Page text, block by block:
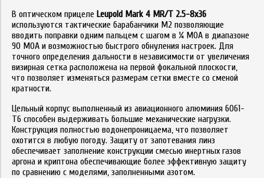
В оптическом прицеле Leupold Mark 4 MR/T 2.5-8x36
используются тактические барабанчики M2 позволяющие
вводить поправки одним пальцем с шагом в ¼ МОА в диапазоне
90 МОА и возможностью быстрого обнуления настроек. Для
точного определения дальности в независимости от увеличения
визирная сетка расположена на первой фокальной плоскости,
что позволяет изменяться размерам сетки вместе со сменой
кратности.
Цельный корпус выполненный из авиационного алюминия 6061-
T6 способен выдерживать большие механические нагрузки.
Конструкция полностью водонепроницаема, что позволяет
охотится в любую погоду. Защиту от запотевания линз
обеспечивает заполнение конструкции смесью инертных газов
аргона и криптона обеспечивающие более эффективную защиту
по сравнению с моделями, заполненными азотом.